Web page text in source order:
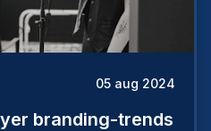
05 aug 2024
branding-trends